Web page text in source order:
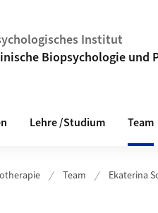
Institut
Biopsychologie und
Lehre /Studium Team
Team Ekaterina